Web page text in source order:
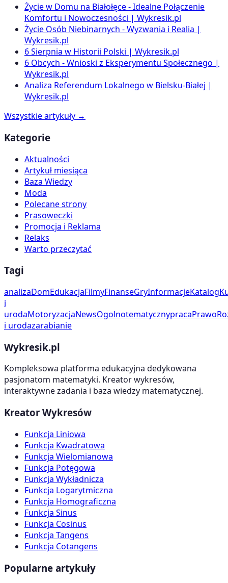
Życie w Domu na Białołęce - Idealne Połączenie
Komfortu i Nowoczesności | Wykresik.pl
Życie Osób Niebinarnych - Wyzwania i Realia |
Wykresik.pl
6 Sierpnia w Historii Polski | Wykresik.pl
6 Obcych - Wnioski z Eksperymentu Społecznego |
Wykresik.pl
Analiza Referendum Lokalnego w Bielsku-Białej |
Wykresik.pl
Wszystkie artykuły →
Kategorie
Aktualności
Artykuł miesiąca
Baza Wiedzy
Moda
Polecane strony
Prasoweczki
Promocja i Reklama
Relaks
Warto przeczytać
Tagi
analizaDomEdukacjaFilmyFinanseGryInformacjeKatalog
i
urodaMotoryzacjaNewsOgolnotematycznypracaPrawo
i urodazarabianie
Wykresik.pl
Kompleksowa platforma edukacyjna dedykowana
pasjonatom matematyki. Kreator wykresów,
interaktywne zadania i baza wiedzy matematycznej.
Kreator Wykresów
Funkcja Liniowa
Funkcja Kwadratowa
Funkcja Wielomianowa
Funkcja Potęgowa
Funkcja Wykładnicza
Funkcja Logarytmiczna
Funkcja Homograficzna
Funkcja Sinus
Funkcja Cosinus
Funkcja Tangens
Funkcja Cotangens
Popularne artykuły